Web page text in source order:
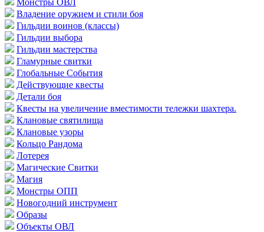
Владение оружием и стили боя
Гильдии воинов (классы)
Гильдии выбора
Гильдии мастерства
Гламурные свитки
Глобальные События
Действующие квесты
Детали боя
Квесты на увеличение вместимости тележки шахтера.
Клановые святилища
Клановые узоры
Кольцо Рандома
Лотерея
Магические Свитки
Магия
Монстры ОПП
Новогодний инструмент
Образы
Объекты ОВЛ